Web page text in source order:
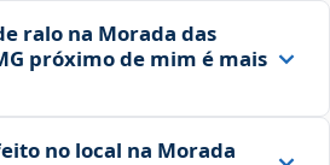
ralo na Morada das
próximo de mim é mais
no local na Morada